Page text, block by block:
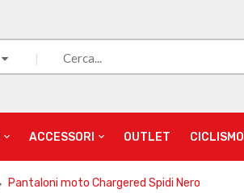
ACCESSORI OUTLET CICLISMO
Pantaloni moto Chargered Spidi Nero